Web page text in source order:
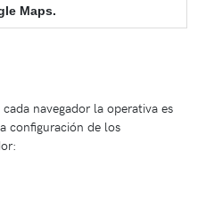
Maps.
navegador la operativa es
configuración de los